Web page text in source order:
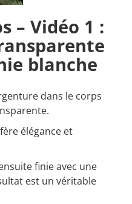
– Vidéo 1 :
blanche
dans le corps
élégance et
finie avec une
est un véritable